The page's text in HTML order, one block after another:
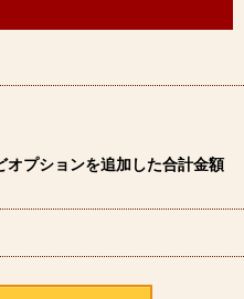
プションを追加した合計金額